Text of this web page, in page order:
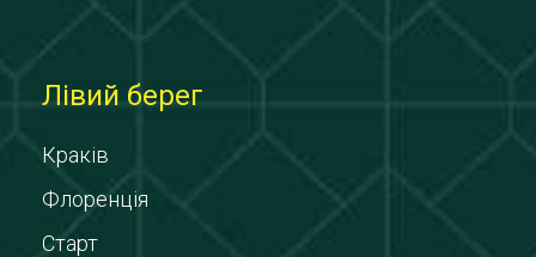
Лівий берег
Краків
Флоренція
Старт